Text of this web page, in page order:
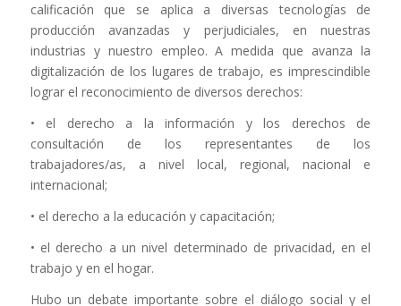
calificación que se aplica a diversas tecnologías de
producción avanzadas y perjudiciales, en nuestras
industrias y nuestro empleo. A medida que avanza la
digitalización de los lugares de trabajo, es imprescindible
lograr el reconocimiento de diversos derechos:
• el derecho a la información y los derechos de
consultación de los representantes de los
trabajadores/as, a nivel local, regional, nacional e
internacional;
• el derecho a la educación y capacitación;
• el derecho a un nivel determinado de privacidad, en el
trabajo y en el hogar.
Hubo un debate importante sobre el diálogo social y el